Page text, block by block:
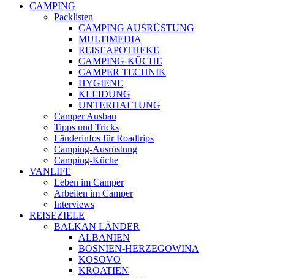
CAMPING
Packlisten
CAMPING AUSRÜSTUNG
MULTIMEDIA
REISEAPOTHEKE
CAMPING-KÜCHE
CAMPER TECHNIK
HYGIENE
KLEIDUNG
UNTERHALTUNG
Camper Ausbau
Tipps und Tricks
Länderinfos für Roadtrips
Camping-Ausrüstung
Camping-Küche
VANLIFE
Leben im Camper
Arbeiten im Camper
Interviews
REISEZIELE
BALKAN LÄNDER
ALBANIEN
BOSNIEN-HERZEGOWINA
KOSOVO
KROATIEN